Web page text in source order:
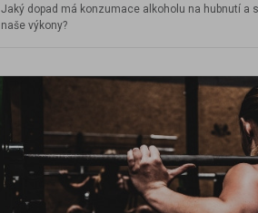
Jaký dopad má konzumace alkoholu na hubnutí a
naše výkony?